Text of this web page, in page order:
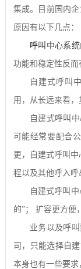
集成。目前国内
原因有以下几点：
呼叫中心系统
功能和稳定性反而
自建式呼叫
用，从长远来看，
自建式呼叫
可能经常要配合
更，自建式呼叫
程以及其他呼入呼
自建式呼叫
的”； 扩容更方便
业务以及呼
司，只能选择自
本身也有一些要